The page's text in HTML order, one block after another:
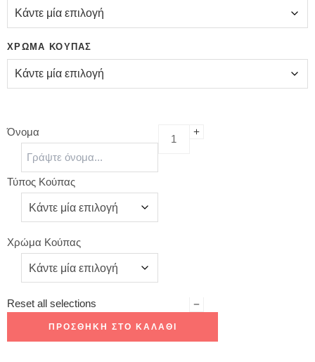
ΧΡΏΜΑ ΚΟΎΠΑΣ
Όνομα
Τύπος Κούπας
Χρώμα Κούπας
Reset all selections
ΠΡΟΣΘΉΚΗ ΣΤΟ ΚΑΛΆΘΙ